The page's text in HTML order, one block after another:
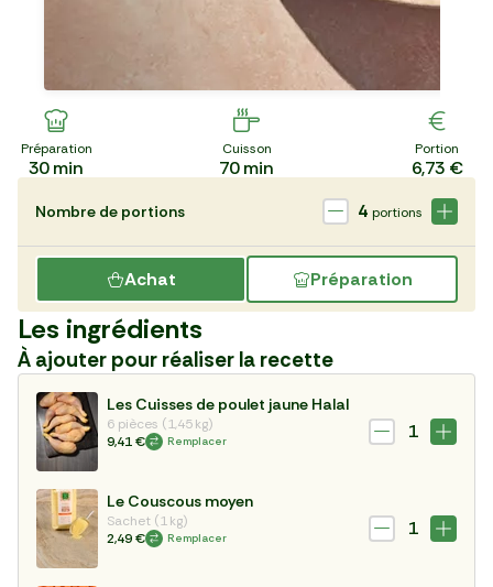
Préparation
30min
Cuisson
70min
Portion
6,73 €
Achat Préparation
Nombre de portions 4 portions
Les ingrédients
À ajouter pour réaliser la recette
Les Cuisses de poulet jaune Halal
6 pièces (1,45 kg)
9,41 €
Remplacer 1
Le Couscous moyen
Sachet (1 kg)
2,49 €
Remplacer 1